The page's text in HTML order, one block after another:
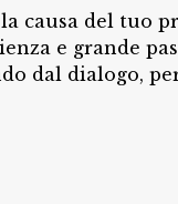
causa del tuo
e grande
dal dialogo,